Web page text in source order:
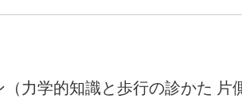
力学的知識と歩行の診かた 片